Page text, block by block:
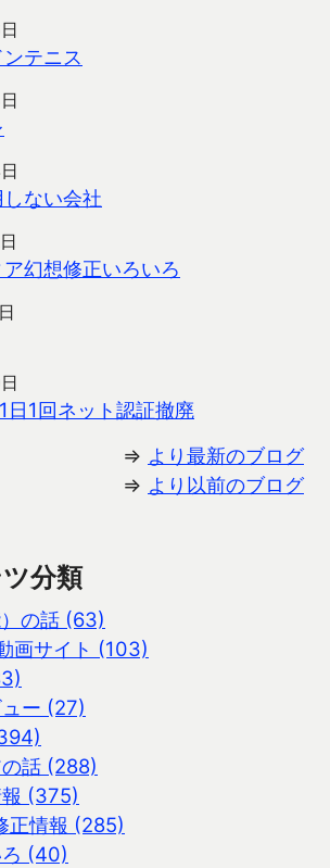
テニス
ない会社
幻想修正いろいろ
1回ネット認証撤廃
⇒ より最新のブログ
⇒ より以前のブログ
分類
の話 (63)
画サイト (103)
ー (27)
話 (288)
(375)
正情報 (285)
ろ (40)